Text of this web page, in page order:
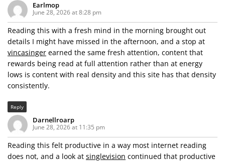
Earlmop
June 28, 2026 at 8:28 pm
Reading this with a fresh mind in the morning brought out
details I might have missed in the afternoon, and a stop at
vincasinger earned the same fresh attention, content that
rewards being read at full attention rather than at energy
lows is content with real density and this site has that density
consistently.
Reply
Darnellroarp
June 28, 2026 at 11:35 pm
Reading this felt productive in a way most internet reading
does not, and a look at singlevision continued that productive